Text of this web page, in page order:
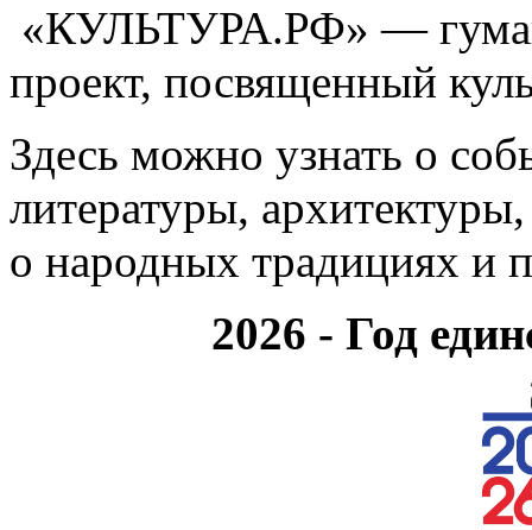
«КУЛЬТУРА.РФ» —
проект, посвященный
Здесь можно узнать о
литературы,
о народных традициях и
2026 - Год